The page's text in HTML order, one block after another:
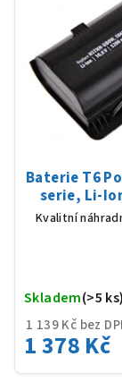
Baterie T6
serie, Li-
Kvalitní
1 139 Kč bez
1 378 Kč
Skladem(>5 ks)